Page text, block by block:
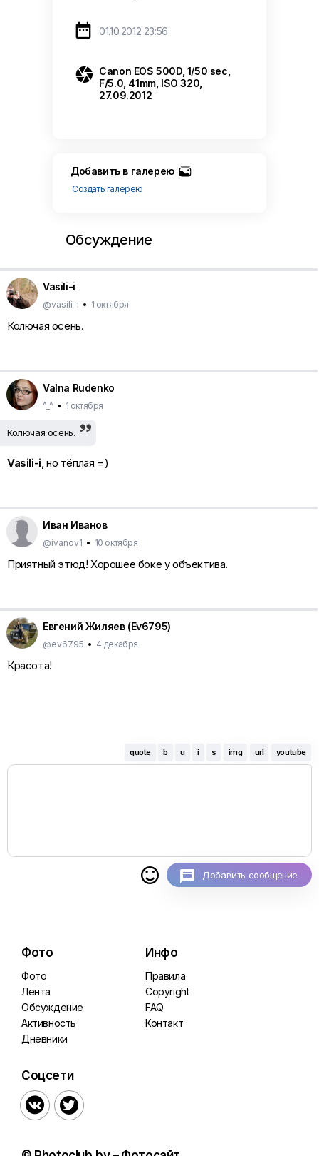
 01.10.2012 23:56
 Canon EOS 500D, 1/50 sec,
F/5.0, 41mm, ISO 320,
27.09.2012
Добавить в галерею
Создать галерею
Обсуждение
Vasili-i
@vasili-i • 1 октября
Колючая осень.
Valna Rudenko
^_^ • 1 октября
Колючая осень.
Vasili-i, но тёплая =)
Иван Иванов
@ivanov1 • 10 октября
Приятный этюд! Хорошее боке у объектива.
Евгений Жиляев (Ev6795)
@ev6795 • 4 декабря
Красота!
quote b u i s img url youtube
 Добавить сообщение
Фото
Фото
Лента
Обсуждение
Активность
Дневники
Инфо
Правила
Copyright
FAQ
Контакт
Соцсети
 